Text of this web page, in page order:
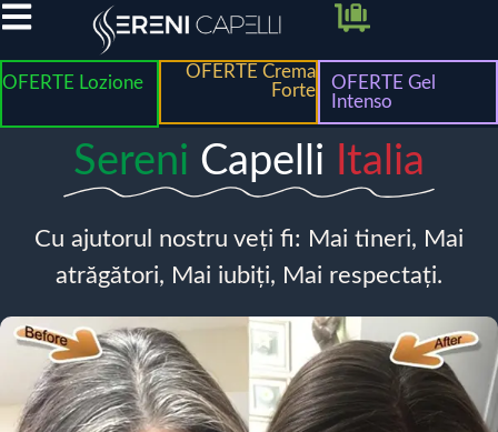
OFERTE Lozione
OFERTE Crema
Forte
OFERTE Gel
Intenso
Sereni Capelli Italia
Cu ajutorul nostru veți fi: Mai tineri, Mai
atrăgători, Mai iubiți, Mai respectați.